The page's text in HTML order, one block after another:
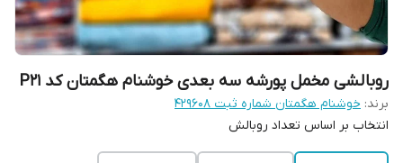
روبالشی مخمل پورشه سه بعدی خوشنام هگمتان کد P21
برند: خوشنام هگمتان شماره ثبت ۴۲۹۶۰۸
انتخاب بر اساس تعداد روبالش